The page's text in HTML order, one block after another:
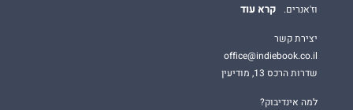
וז'אנרים.
קרא עוד
יצירת קשר
office@indiebook.co.il
שדרות הרכס 13, מודיעין
למה אינדיבוק?